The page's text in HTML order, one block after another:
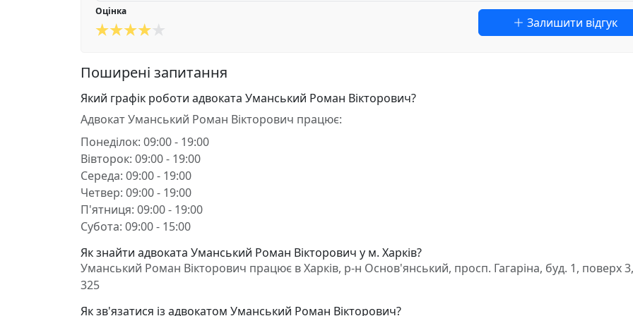
Оцінка
Залишити відгук
Поширені запитання
Який графік роботи адвоката Уманський Роман Вікторович?
Адвокат Уманський Роман Вікторович працює:
Понеділок: 09:00 - 19:00
Вівторок: 09:00 - 19:00
Середа: 09:00 - 19:00
Четвер: 09:00 - 19:00
П'ятниця: 09:00 - 19:00
Субота: 09:00 - 15:00
Як знайти адвоката Уманський Роман Вікторович у м. Харків?
Уманський Роман Вікторович працює в Харків, р-н Основ'янський, просп. Гагаріна, буд. 1, поверх
325
Як зв'язатися із адвокатом Уманський Роман Вікторович?